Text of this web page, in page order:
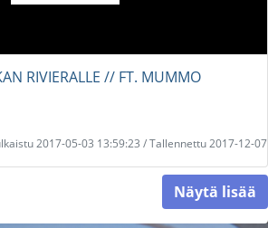
RIVIERALLE // FT. MUMMO
2017-05-03 13:59:23 / Tallennettu 2017-12-07
Näytä lisää